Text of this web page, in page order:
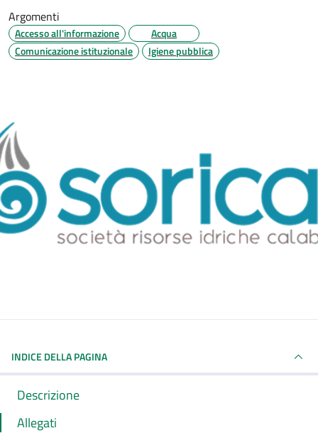
Argomenti
Accesso all'informazione
Acqua
Comunicazione istituzionale
Igiene pubblica
INDICE DELLA PAGINA
Descrizione
Allegati